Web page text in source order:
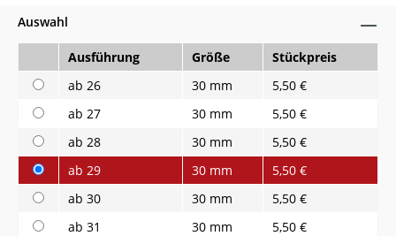
Auswahl
Ausführung Größe
Stückpreis
ab 26
30 mm
5,50 €
ab 27
30 mm
5,50 €
ab 28
30 mm
5,50 €
ab 29
30 mm
5,50 €
ab 30
30 mm
5,50 €
ab 31
30 mm 5,50 €